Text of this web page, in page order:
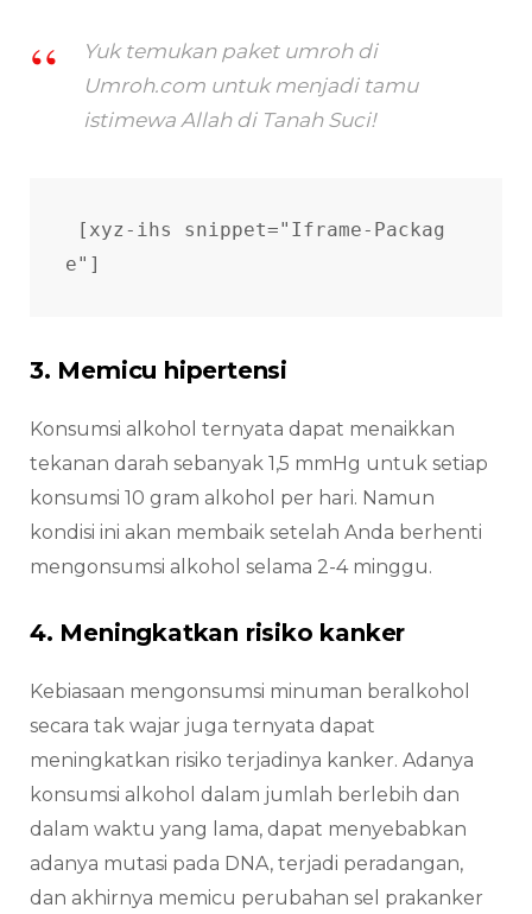
Yuk temukan paket umroh di
Umroh.com untuk menjadi tamu
istimewa Allah di Tanah Suci!
[xyz-ihs snippet="Iframe-Packag
e"]
3. Memicu hipertensi
Konsumsi alkohol ternyata dapat menaikkan
tekanan darah sebanyak 1,5 mmHg untuk setiap
konsumsi 10 gram alkohol per hari. Namun
kondisi ini akan membaik setelah Anda berhenti
mengonsumsi alkohol selama 2-4 minggu.
4. Meningkatkan risiko kanker
Kebiasaan mengonsumsi minuman beralkohol
secara tak wajar juga ternyata dapat
meningkatkan risiko terjadinya kanker. Adanya
konsumsi alkohol dalam jumlah berlebih dan
dalam waktu yang lama, dapat menyebabkan
adanya mutasi pada DNA, terjadi peradangan,
dan akhirnya memicu perubahan sel prakanker